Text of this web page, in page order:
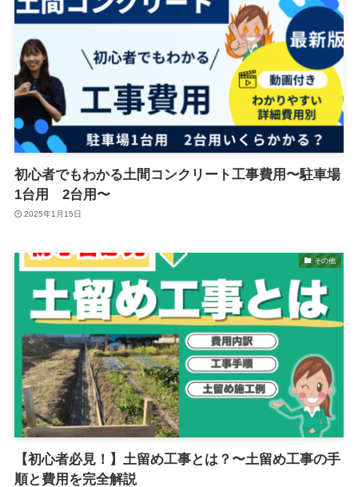
初心者でもわかる土間コンクリート工事費用〜駐車場
1台用 2台用〜
2025年1月15日
その他
【初心者必見！】土留め工事とは？〜土留め工事の手
順と費用を完全解説